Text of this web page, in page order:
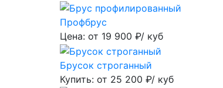
Профбрус
Цена: от 19 900 ₽/ куб
Брусок строганный
Купить: от 25 200 ₽/ куб